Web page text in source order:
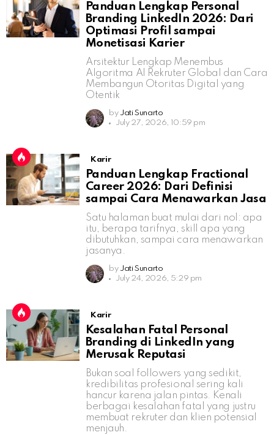
Panduan Lengkap Personal
Branding LinkedIn 2026: Dari
Optimasi Profil sampai
Monetisasi Karier
Arsitektur Lengkap Menembus
Algoritma AI Rekruter Global dan Cara
Membangun Otoritas Digital yang
Otentik
by Jati Sunarto
July 27, 2026, 10:59 pm
Karir
Panduan Lengkap Fractional
Career 2026: Dari Definisi
sampai Cara Menawarkan Jasa
Satu halaman buat mulai dari nol: apa
itu, berapa tarifnya, skill apa yang
dibutuhkan, sampai cara menawarkan
jasanya.
by Jati Sunarto
July 24, 2026, 5:29 pm
Karir
Kesalahan Fatal Personal
Branding di LinkedIn yang
Merusak Reputasi
Bukan soal followers yang sedikit,
kredibilitas profesional sering kali
hancur karena jalan pintas. Kenali
berbagai kesalahan fatal yang justru
membuat rekruter dan klien potensial
menjauh.